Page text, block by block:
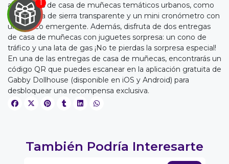
accesorios de casa de muñecas temáticos urbanos, como
una rampa de sierra transparente y un mini cronómetro con
un gráfico emergente. Además, disfruta de dos entregas
de casa de muñecas con juguetes sorpresa: un cono de
tráfico y una lata de gas ¡No te pierdas la sorpresa especial!
En una de las entregas de casa de muñecas, encontrarás un
código QR que puedes escanear en la aplicación gratuita de
Gabby Dollhouse (disponible en iOS y Android) para
desbloquear una recompensa exclusiva.
También Podría Interesarte